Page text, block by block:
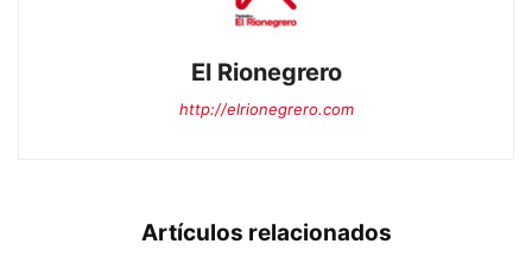
El Rionegrero
http://elrionegrero.com
Artículos relacionados